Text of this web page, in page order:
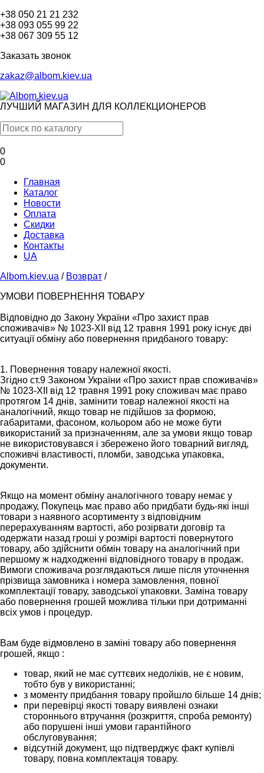
+38 050 21 21 232
+38 093 055 99 22
+38 067 309 55 12
Заказать звонок
zakaz@albom.kiev.ua
ЛУЧШИЙ МАГАЗИН ДЛЯ КОЛЛЕКЦИОНЕРОВ
0
0
Главная
Каталог
Новости
Оплата
Скидки
Доставка
Контакты
UA
Albom.kiev.ua / Возврат /
УМОВИ ПОВЕРНЕННЯ ТОВАРУ
Відповідно до Закону України «Про захист прав
споживачів» № 1023-XII від 12 травня 1991 року існує дві
ситуації обміну або повернення придбаного товару:
1. Повернення товару належної якості.
Згідно ст.9 Законом України «Про захист прав споживачів»
№ 1023-XII від 12 травня 1991 року споживач має право
протягом 14 днів, замінити товар належної якості на
аналогічний, якщо товар не підійшов за формою,
габаритами, фасоном, кольором або не може бути
використаний за призначенням, але за умови якщо товар
не використовувався і збережено його товарний вигляд,
споживчі властивості, пломби, заводська упаковка,
документи.
Якщо на момент обміну аналогічного товару немає у
продажу, Покупець має право або придбати будь-які інші
товари з наявного асортименту з відповідним
перерахуванням вартості, або розірвати договір та
одержати назад гроші у розмірі вартості повернутого
товару, або здійснити обмін товару на аналогічний при
першому ж надходженні відповідного товару в продаж.
Вимоги споживача розглядаються лише після уточнення
прізвища замовника і номера замовлення, повної
комплектації товару, заводської упаковки. Заміна товару
або повернення грошей можлива тільки при дотриманні
всіх умов і процедур.
Вам буде відмовлено в заміні товару або повернення
грошей, якщо :
товар, який не має суттєвих недоліків, не є новим,
тобто був у використанні;
з моменту придбання товару пройшло більше 14 днів;
при перевірці якості товару виявлені ознаки
стороннього втручання (розкриття, спроба ремонту)
або порушені інші умови гарантійного
обслуговування;
відсутній документ, що підтверджує факт купівлі
товару, повна комплектація товару.